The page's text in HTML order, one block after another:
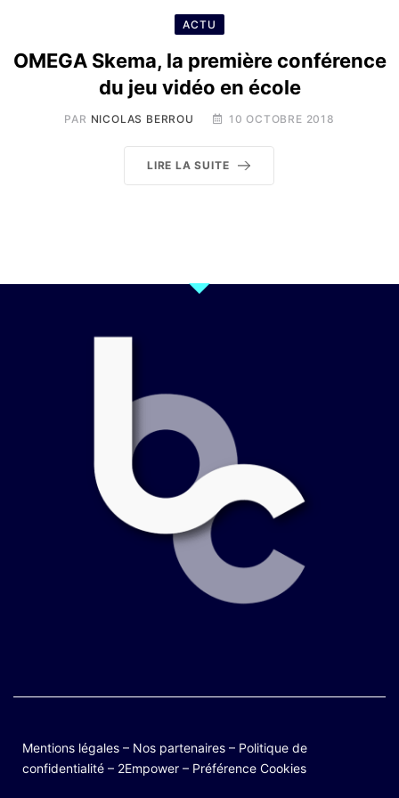
ACTU
OMEGA Skema, la première conférence
du jeu vidéo en école
PAR NICOLAS BERROU 10 OCTOBRE 2018
LIRE LA SUITE
Mentions légales – Nos partenaires – Politique de
confidentialité – 2Empower – Préférence Cookies